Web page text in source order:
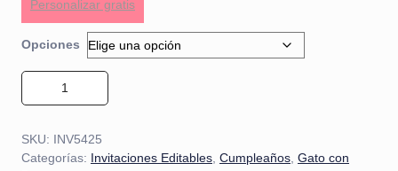
Personalizar gratis
Opciones
Invitación de El Gato con Botas 01 cantidad
SKU: INV5425
Categorías: Invitaciones Editables Cumpleaños Gato con